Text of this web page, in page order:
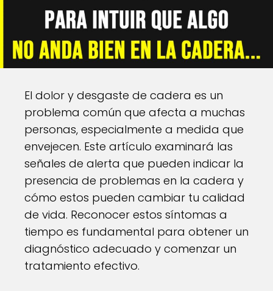
El dolor y desgaste de cadera es un
problema común que afecta a muchas
personas, especialmente a medida que
envejecen. Este artículo examinará las
señales de alerta que pueden indicar la
presencia de problemas en la cadera y
cómo estos pueden cambiar tu calidad
de vida. Reconocer estos síntomas a
tiempo es fundamental para obtener un
diagnóstico adecuado y comenzar un
tratamiento efectivo.